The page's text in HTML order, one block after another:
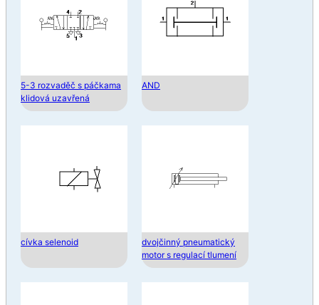
5-3 rozvaděč s páčkama
klidová uzavřená
AND
cívka selenoid
dvojčinný pneumatický
motor s regulací tlumení